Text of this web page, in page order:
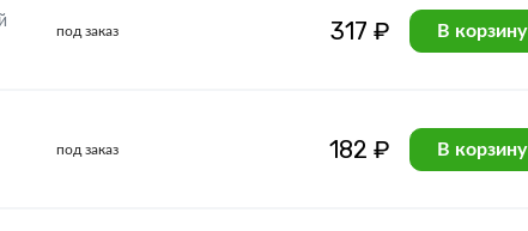
под заказ 317 ₽ В корзину
под заказ 182 ₽ В корзину